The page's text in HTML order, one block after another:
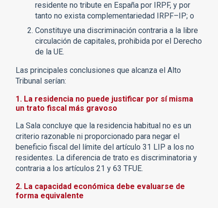
residente no tribute en España por IRPF, y por
tanto no exista complementariedad IRPF–IP; o
Constituye una discriminación contraria a la libre
circulación de capitales, prohibida por el Derecho
de la UE.
Las principales conclusiones que alcanza el Alto
Tribunal serían:
1. La residencia no puede justificar por sí misma
un trato fiscal más gravoso
La Sala concluye que la residencia habitual no es un
criterio razonable ni proporcionado para negar el
beneficio fiscal del límite del artículo 31 LIP a los no
residentes. La diferencia de trato es discriminatoria y
contraria a los artículos 21 y 63 TFUE.
2. La capacidad económica debe evaluarse de
forma equivalente